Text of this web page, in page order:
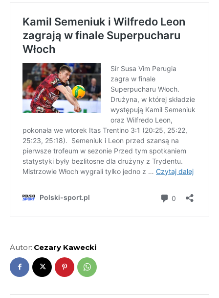
Autor: Cezary Kawecki